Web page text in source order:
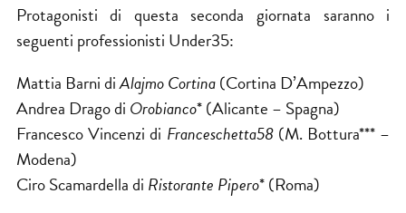
Protagonisti di questa seconda giornata saranno i
seguenti professionisti Under35:
Mattia Barni diAlajmo Cortina(Cortina D’Ampezzo)
Andrea Drago di Orobianco* (Alicante – Spagna)
Francesco Vincenzi di Franceschetta58(M. Bottura*** –
Modena)
Ciro Scamardella di Ristorante Pipero* (Roma)